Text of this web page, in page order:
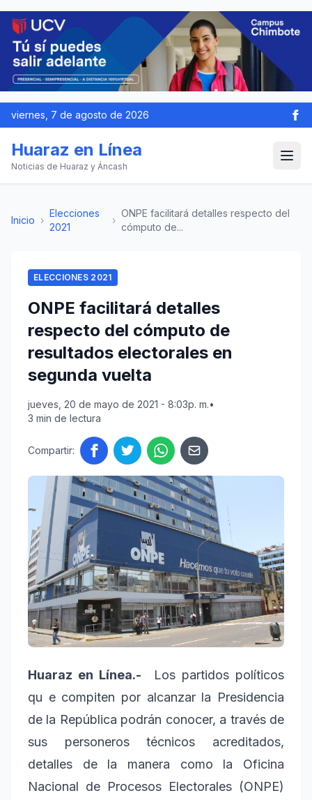
viernes, 7 de agosto de 2026
Huaraz en Línea
Noticias de Huaraz y Áncash
Inicio ›
Elecciones
2021
›
ONPE facilitará detalles respecto del
cómputo de...
ELECCIONES 2021
ONPE facilitará detalles
respecto del cómputo de
resultados electorales en
segunda vuelta
jueves, 20 de mayo de 2021 - 8:03p. m.•
3 min de lectura
Compartir:
Huaraz en Línea.-
Los partidos políticos
qu e compiten por alcanzar la Presidencia
de la República podrán conocer, a través de
sus personeros técnicos acreditados,
detalles de la manera como la Oficina
Nacional de Procesos Electorales (ONPE)